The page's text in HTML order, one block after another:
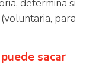
determina si
(voluntaria, para
sacar